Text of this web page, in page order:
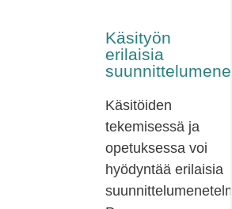
Käsityön
erilaisia
Käsitöiden
tekemisessä ja
opetuksessa voi
hyödyntää erilaisia